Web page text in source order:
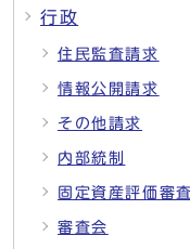
行政
住民監査請求
情報公開請求
その他請求
内部統制
固定資産評価審
審査会